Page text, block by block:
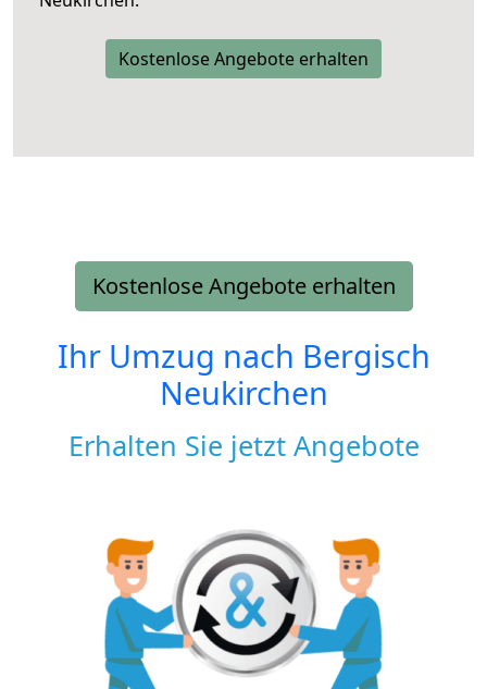
Kostenlose Angebote erhalten
Kostenlose Angebote erhalten
Ihr Umzug nach Bergisch
Neukirchen
Erhalten Sie jetzt Angebote